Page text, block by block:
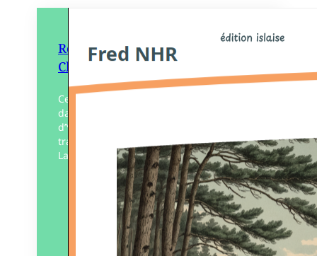
Récits du Moulin du Grand
Chemin
Ce recueil est une invitation à plonger
dans l’imaginaire et la géographie de l’île
d’Yeu, terre de légendes riche d’une
tradition orale profondément enracinée.
La plume de Fred…
Éditeur :Édition Islaise
Paru le 19/04/2025